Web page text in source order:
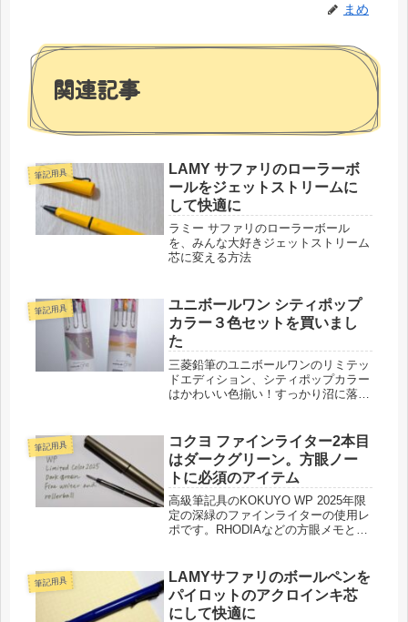
まめ
関連記事
筆記用具
LAMY サファリのローラーボ
ールをジェットストリームに
して快適に
ラミー サファリのローラーボール
を、みんな大好きジェットストリーム
芯に変える方法
筆記用具
ユニボールワン シティポップ
カラー３色セットを買いまし
た
三菱鉛筆のユニボールワンのリミテッ
ドエディション、シティポップカラー
はかわいい色揃い！すっかり沼に落ち
筆記用具
コクヨ ファインライター2本目
はダークグリーン。方眼ノー
トに必須のアイテム
高級筆記具のKOKUYO WP 2025年限
定の深緑のファインライターの使用レ
ポです。RHODIAなどの方眼メモとの
筆記用具
LAMYサファリのボールペンを
パイロットのアクロインキ芯
にして快適に